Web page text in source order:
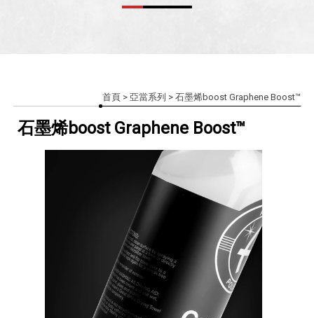
首頁 >亞當系列 > 石墨烯boost Graphene Boost™
石墨烯boost Graphene Boost™